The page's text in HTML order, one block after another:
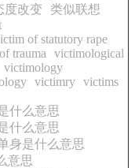
度改变
类似联想
of statutory rape
trauma
victimological
victimology
victimry victims
什么意思
什么意思
身是什么意思
意思